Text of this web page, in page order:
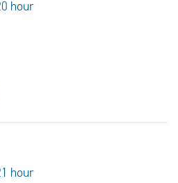
hour
hour